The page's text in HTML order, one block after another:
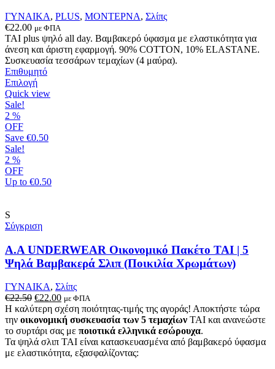
ΓΥΝΑΙΚΑ, PLUS, ΜΟΝΤΕΡΝΑ, Σλίπς
€22.00 με ΦΠΑ
ΤΑΙ plus ψηλό all day. Βαμβακερό ύφασμα με ελαστικότητα για
άνεση και άριστη εφαρμογή. 90% COTTON, 10% ELASTANΕ.
Συσκευασία τεσσάρων τεμαχίων (4 μαύρα).
Επιθυμητό
ΕπιλογήΑυτό
το
παραλλαγές.
να
του
Quick view
Sale!
2 %
OFF
Save €0.50
Sale!
2 %
OFF
Up to €0.50
S
Σύγκριση
A.A UNDERWEAR Οικονομικό Πακέτο TAI | 5
Ψηλά Βαμβακερά Σλιπ (Ποικιλία Χρωμάτων)
ΓΥΝΑΙΚΑ, Σλίπς
€22.50 Original
price
was:
€22.50.
€22.00Η
τρέχουσα
τιμή
είναι:
€22.00.
με ΦΠΑ
Η καλύτερη σχέση ποιότητας-τιμής της αγοράς! Αποκτήστε τώρα
την οικονομική συσκευασία των 5 τεμαχίων TAI και ανανεώστε
το συρτάρι σας με ποιοτικά ελληνικά εσώρουχα.
Τα ψηλά σλιπ TAI είναι κατασκευασμένα από βαμβακερό ύφασμα
με ελαστικότητα, εξασφαλίζοντας: